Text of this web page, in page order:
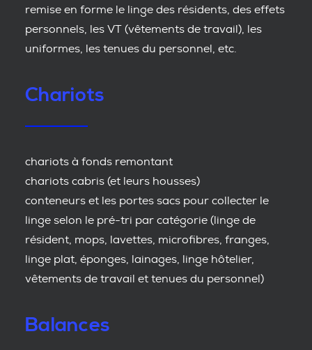
remise en forme le linge des résidents, des effets
personnels, les VT (vêtements de travail), les
uniformes, les tenues du personnel, etc.
Chariots
chariots à fonds remontant
chariots cabris (et leurs housses)
conteneurs et les portes sacs pour collecter le
linge selon le pré-tri par catégorie (linge de
résident, mops, lavettes, microfibres, franges,
linge plat, éponges, lainages, linge hôtelier,
vêtements de travail et tenues du personnel)
Balances